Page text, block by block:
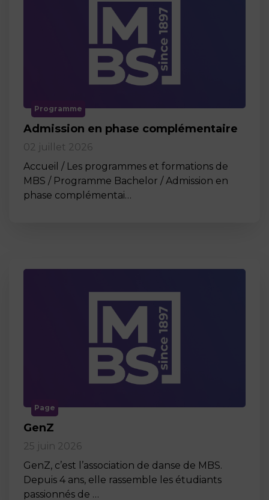
Programme
Admission en phase complémentaire
02 juillet 2026
Accueil / Les programmes et formations de
MBS / Programme Bachelor / Admission en
phase complémentai…
Page
GenZ
25 juin 2026
GenZ, c’est l’association de danse de MBS.
Depuis 4 ans, elle rassemble les étudiants
passionnés de …